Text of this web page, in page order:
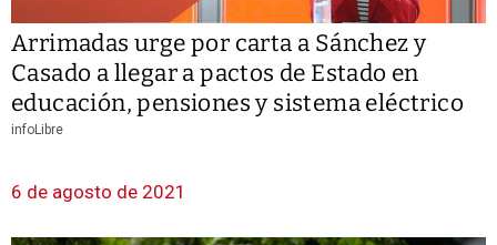
Arrimadas urge por carta a Sánchez y
Casado a llegar a pactos de Estado en
educación, pensiones y sistema eléctrico
infoLibre
6 de agosto de 2021